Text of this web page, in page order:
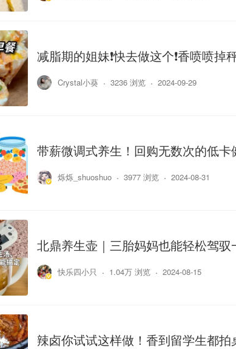
减脂期的姐妹❗️快去做这个❗️香喷喷掉
Crystal小葵 3236 浏览 2024-09-29
带薪微调式养生！回购无数次的低卡
烁烁_shuoshuo 3977 浏览 2024-08-31
北鼎养生壶｜三胎妈妈也能轻松驾
快乐四小只 1.04万 浏览 2024-08-15
辣卤你试试这样做！香到留学生都拍